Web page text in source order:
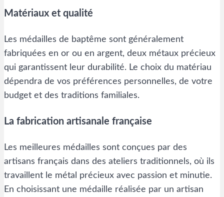
Matériaux et qualité
Les médailles de baptême sont généralement
fabriquées en or ou en argent, deux métaux précieux
qui garantissent leur durabilité. Le choix du matériau
dépendra de vos préférences personnelles, de votre
budget et des traditions familiales.
La fabrication artisanale française
Les meilleures médailles sont conçues par des
artisans français dans des ateliers traditionnels, où ils
travaillent le métal précieux avec passion et minutie.
En choisissant une médaille réalisée par un artisan